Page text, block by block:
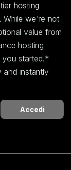
hosting
While we're not
value from
hosting
you started.*
and instantly
Accedi